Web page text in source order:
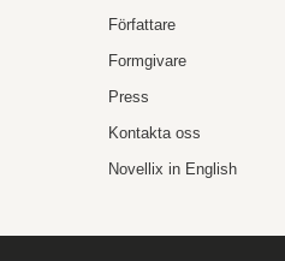
Författare
Formgivare
Press
Kontakta oss
Novellix in English